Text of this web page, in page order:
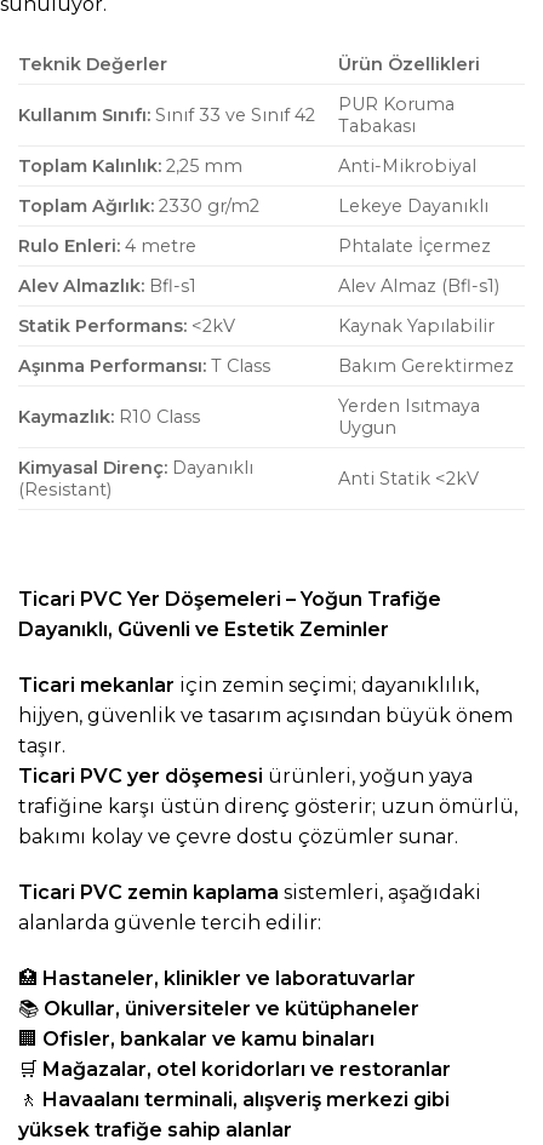
Teknik Değerler Ürün Özellikleri
Kullanım Sınıfı: Sınıf 33 ve Sınıf 42
PUR Koruma
Tabakası
Toplam Kalınlık: 2,25 mm
Anti-Mikrobiyal
Toplam Ağırlık: 2330 gr/m2
Lekeye Dayanıklı
Rulo Enleri: 4 metre
Phtalate İçermez
Alev Almazlık: Bfl-s1
Alev Almaz (Bfl-s1)
Statik Performans: <2kV
Kaynak Yapılabilir
Aşınma Performansı: T Class Bakım Gerektirmez
Kaymazlık: R10 Class
Yerden Isıtmaya
Uygun
Kimyasal Direnç: Dayanıklı
(Resistant)
Anti Statik <2kV
Ticari PVC Yer Döşemeleri – Yoğun Trafiğe
Dayanıklı, Güvenli ve Estetik Zeminler
Ticari mekanlar için zemin seçimi; dayanıklılık,
hijyen, güvenlik ve tasarım açısından büyük önem
taşır.
Ticari PVC yer döşemesi ürünleri, yoğun yaya
trafiğine karşı üstün direnç gösterir; uzun ömürlü,
bakımı kolay ve çevre dostu çözümler sunar.
Ticari PVC zemin kaplama sistemleri, aşağıdaki
alanlarda güvenle tercih edilir:
🏥 Hastaneler, klinikler ve laboratuvarlar
📚 Okullar, üniversiteler ve kütüphaneler
🏢 Ofisler, bankalar ve kamu binaları
🛒 Mağazalar, otel koridorları ve restoranlar
🚶 Havaalanı terminali, alışveriş merkezi gibi
yüksek trafiğe sahip alanlar